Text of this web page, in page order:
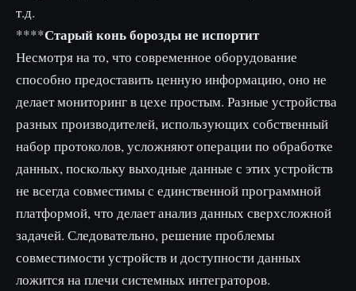
т.д.
****Старый конь борозды не испортит
Несмотря на то, что современное оборудование
способно предоставить ценную информацию, оно не
делает мониторинг в цехе простым. Разные устройства
разных производителей, использующих собственный
набор протоколов, усложняют операции по обработке
данных, поскольку выходные данные с этих устройств
не всегда совместимы с единственной программной
платформой, что делает анализ данных сверхсложной
задачей. Следовательно, решение проблемы
совместимости устройств и доступности данных
ложится на плечи системных интеграторов.